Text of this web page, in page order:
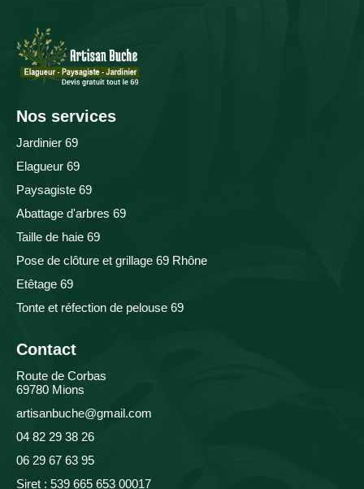
Nos services
Jardinier 69
Elagueur 69
Paysagiste 69
Abattage d'arbres 69
Taille de haie 69
Pose de clôture et grillage 69 Rhône
Etêtage 69
Tonte et réfection de pelouse 69
Contact
Route de Corbas
69780 Mions
artisanbuche@gmail.com
04 82 29 38 26
06 29 67 63 95
Siret : 539 665 653 00017